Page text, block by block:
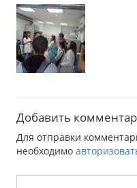
Добавить
Для отправки
необходимо